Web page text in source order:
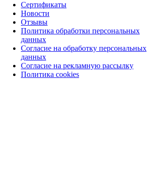
Сертификаты
Новости
Отзывы
Политика обработки персональных
данных
Согласие на обработку персональных
данных
Согласие на рекламную рассылку
Политика cookies